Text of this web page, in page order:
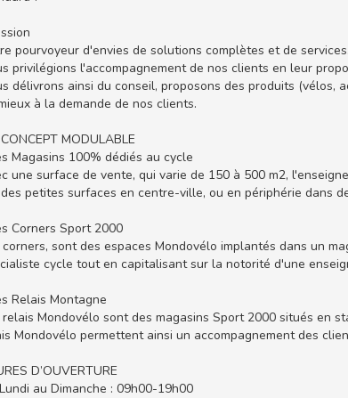
pourvoyeur d'envies de solutions complètes et de
privilégions l'accompagnement de nos clients en leur
délivrons ainsi du conseil, proposons des produits (vélos,
à la demande de nos clients.
MODULABLE
Magasins 100% dédiés au cycle
une surface de vente, qui varie de 150 à 500 m2,
petites surfaces en centre-ville, ou en périphérie dans
Corners Sport 2000
corners, sont des espaces Mondovélo implantés dans un
cycle tout en capitalisant sur la notorité d'une
Relais Montagne
relais Mondovélo sont des magasins Sport 2000 situés en
Mondovélo permettent ainsi un accompagnement des
D’OUVERTURE
au Dimanche : 09h00-19h00